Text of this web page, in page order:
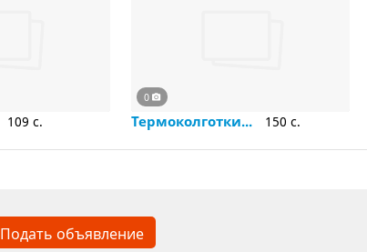
109 c.
0
Термоколготки... 150 c.
Подать объявление